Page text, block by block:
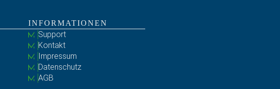
INFORMATIONEN
Support
Kontakt
Impressum
Datenschutz
AGB